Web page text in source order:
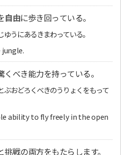
自由に歩き回っている。
うにあるきまわっている。
くべき能力を持っている。
ぶおどろくべきのうりょくをもって
ability to fly freely in the open
挑戦の両方をもたらします。